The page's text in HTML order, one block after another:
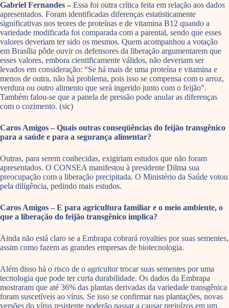
Gabriel Fernandes – Essa foi outra crítica feita em relação aos dados
apresentados. Foram identificadas diferenças estatisticamente
significativas nos teores de proteínas e de vitamina B12 quando a
variedade modificada foi comparada com a parental, sendo que esses
valores deveriam ter sido os mesmos. Quem acompanhou a votação
em Brasília pôde ouvir os defensores da liberação argumentarem que
esses valores, embora cientificamente válidos, não deveriam ser
levados em consideração: “Se há mais de uma proteína e vitamina e
menos de outra, não há problema, pois isso se compensa com o arroz,
verdura ou outro alimento que será ingerido junto com o feijão”.
Também falou-se que a panela de pressão pode anular as diferenças
com o cozimento. (sic)
Caros Amigos – Quais outras conseqüências do feijão transgênico
para a saúde e para a segurança alimentar?
Outras, para serem conhecidas, exigiriam estudos que não foram
apresentados. O CONSEA manifestou à presidente Dilma sua
preocupação com a liberação precipitada. O Ministério da Saúde votou
pela diligência, pedindo mais estudos.
Caros Amigos – E para agricultura familiar e o meio ambiente, o
que a liberação do feijão transgênico implica?
Ainda não está claro se a Embrapa cobrará royalties por suas sementes,
assim como fazem as grandes empresas de biotecnologia.
Além disso há o risco de o agricultor trocar suas sementes por uma
tecnologia que pode ter curta durabilidade. Os dados da Embrapa
mostraram que até 36% das plantas derivadas da variedade transgênica
foram suscetíveis ao vírus. Se isso se confirmar nas plantações, novas
versões do vírus resistente poderão passar a causar prejuízos em um